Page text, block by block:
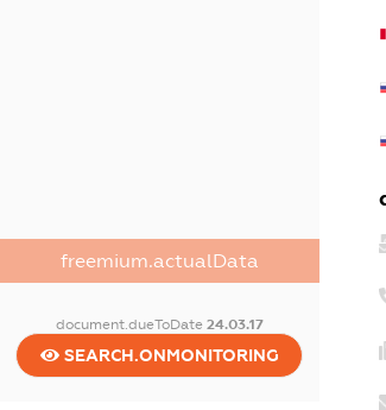
freemium.actualData
document.dueToDate 24.03.17
SEARCH.ONMONITORING